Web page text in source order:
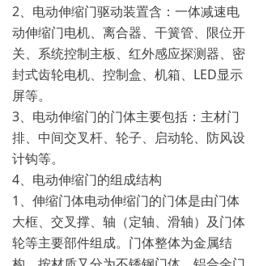
2、电动伸缩门驱动装置含：一体减速电
动伸缩门电机、离合器、干簧管、限位开
关、系统控制主板、红外感应探测器、密
封式齿轮电机、控制盒、机箱、LED显示
屏等。
3、电动伸缩门的门体主要包括：主材门
排、中间交叉杆、轮子、启动轮、防风设
计钩等。
4、电动伸缩门的组成结构
1、伸缩门体电动伸缩门的门体是由门体
大框、交叉撑、轴（定轴、滑轴）及门体
轮等主要部件组成。门体整体为金属结